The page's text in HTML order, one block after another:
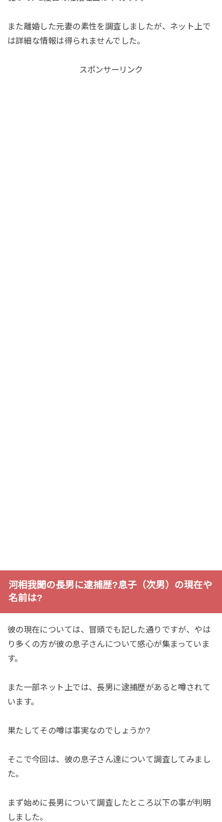
また離婚した元妻の素性を調査しましたが、ネット上で
は詳細な情報は得られませんでした。
スポンサーリンク
河相我聞の長男に逮捕歴?息子（次男）の現在や
名前は?
彼の現在については、冒頭でも記した通りですが、やは
り多くの方が彼の息子さんについて感心が集まっていま
す。
また一部ネット上では、長男に逮捕歴があると噂されて
います。
果たしてその噂は事実なのでしょうか?
そこで今回は、彼の息子さん達について調査してみまし
た。
まず始めに長男について調査したところ以下の事が判明
しました。